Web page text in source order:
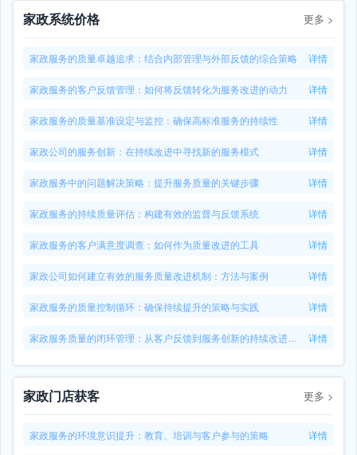
家政系统价格 更多 >
家政服务的质量卓越追求：结合内部管理与外部反馈的综合策略 详情
家政服务的客户反馈管理：如何将反馈转化为服务改进的动力 详情
家政服务的质量基准设定与监控：确保高标准服务的持续性 详情
家政公司的服务创新：在持续改进中寻找新的服务模式 详情
家政服务中的问题解决策略：提升服务质量的关键步骤 详情
家政服务的持续质量评估：构建有效的监督与反馈系统 详情
家政服务的客户满意度调查：如何作为质量改进的工具 详情
家政公司如何建立有效的服务质量改进机制：方法与案例 详情
家政服务的质量控制循环：确保持续提升的策略与实践 详情
详情
家政门店获客 更多 >
家政服务的环境意识提升：教育、培训与客户参与的策略 详情